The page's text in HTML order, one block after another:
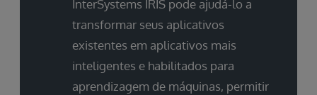
InterSystems IRIS pode ajudá-lo a
transformar seus aplicativos
existentes em aplicativos mais
inteligentes e habilitados para
aprendizagem de máquinas, permitir